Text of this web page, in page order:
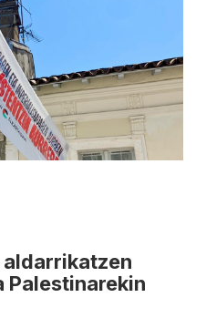
Palestinarekin